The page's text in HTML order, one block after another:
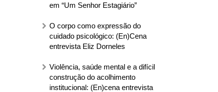
em “Um Senhor Estagiário”
O corpo como expressão do
cuidado psicológico: (En)Cena
entrevista Eliz Dorneles
Violência, saúde mental e a difícil
construção do acolhimento
institucional: (En)cena entrevista